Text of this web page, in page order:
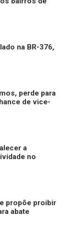
na BR-376,
perde para
de vice-
a
no
propõe proibir
abate